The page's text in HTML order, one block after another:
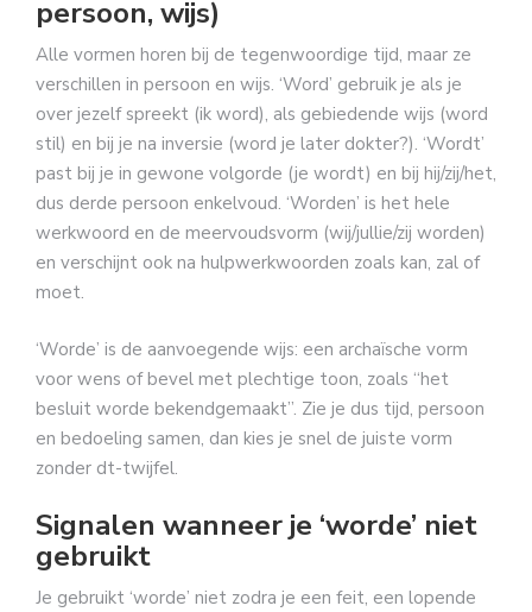
persoon, wijs)
Alle vormen horen bij de tegenwoordige tijd, maar ze
verschillen in persoon en wijs. ‘Word’ gebruik je als je
over jezelf spreekt (ik word), als gebiedende wijs (word
stil) en bij je na inversie (word je later dokter?). ‘Wordt’
past bij je in gewone volgorde (je wordt) en bij hij/zij/het,
dus derde persoon enkelvoud. ‘Worden’ is het hele
werkwoord en de meervoudsvorm (wij/jullie/zij worden)
en verschijnt ook na hulpwerkwoorden zoals kan, zal of
moet.
‘Worde’ is de aanvoegende wijs: een archaïsche vorm
voor wens of bevel met plechtige toon, zoals “het
besluit worde bekendgemaakt”. Zie je dus tijd, persoon
en bedoeling samen, dan kies je snel de juiste vorm
zonder dt-twijfel.
Signalen wanneer je ‘worde’ niet
gebruikt
Je gebruikt ‘worde’ niet zodra je een feit, een lopende